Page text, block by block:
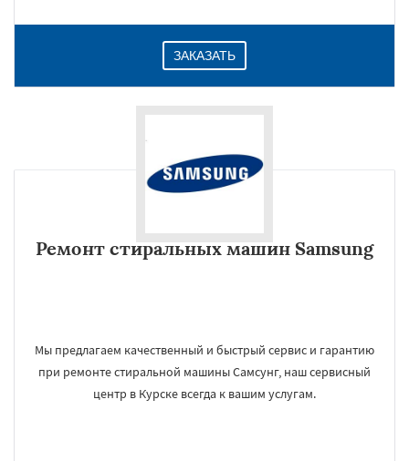
ЗАКАЗАТЬ
Ремонт стиральных машин Samsung
Мы предлагаем качественный и быстрый сервис и гарантию
при ремонте стиральной машины Самсунг, наш сервисный
центр в Курске всегда к вашим услугам.